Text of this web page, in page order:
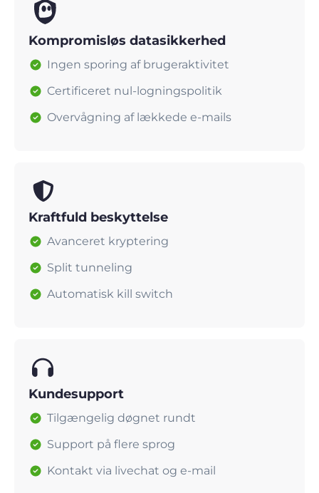
Kompromisløs datasikkerhed
Ingen sporing af brugeraktivitet
Certificeret nul-logningspolitik
Overvågning af lækkede e-mails
Kraftfuld beskyttelse
Avanceret kryptering
Split tunneling
Automatisk kill switch
Kundesupport
Tilgængelig døgnet rundt
Support på flere sprog
Kontakt via livechat og e-mail